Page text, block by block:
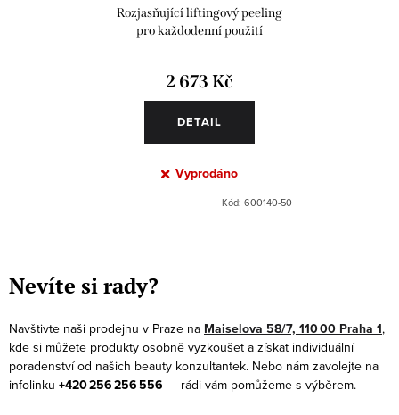
Rozjasňující liftingový peeling
pro každodenní použití
2 673 Kč
DETAIL
Vyprodáno
Kód: 600140-50
v
l
á
d
a
c
Nevíte si rady?
Navštivte naši prodejnu v Praze na Maiselova 58/7, 110 00 Praha 1,
kde si můžete produkty osobně vyzkoušet a získat individuální
poradenství od našich beauty konzultantek. Nebo nám zavolejte na
infolinku +420 256 256 556 — rádi vám pomůžeme s výběrem.